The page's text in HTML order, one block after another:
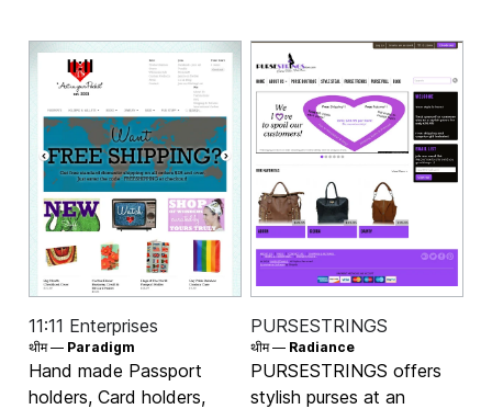
11:11 Enterprises
थीम — Paradigm
Hand made Passport
holders, Card holders,
PURSESTRINGS
थीम — Radiance
PURSESTRINGS offers
stylish purses at an